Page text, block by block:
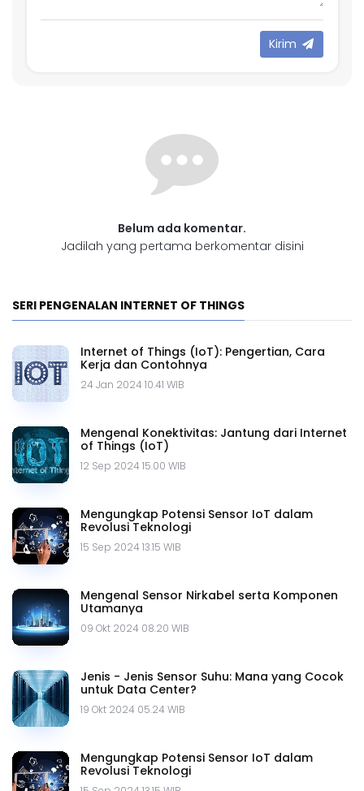
Kirim
Belum ada komentar.
Jadilah yang pertama berkomentar disini
SERI PENGENALAN INTERNET OF THINGS
Internet of Things (IoT): Pengertian, Cara
Kerja dan Contohnya
24 Jan 2024 10.41 WIB
Mengenal Konektivitas: Jantung dari Internet
of Things (IoT)
12 Sep 2024 15.00 WIB
Mengungkap Potensi Sensor IoT dalam
Revolusi Teknologi
15 Sep 2024 13.15 WIB
Mengenal Sensor Nirkabel serta Komponen
Utamanya
09 Okt 2024 08.20 WIB
Jenis - Jenis Sensor Suhu: Mana yang Cocok
untuk Data Center?
19 Okt 2024 05.24 WIB
Mengungkap Potensi Sensor IoT dalam
Revolusi Teknologi